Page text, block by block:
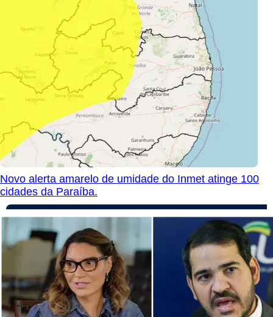
Novo alerta amarelo de umidade do Inmet atinge 100
cidades da Paraíba.